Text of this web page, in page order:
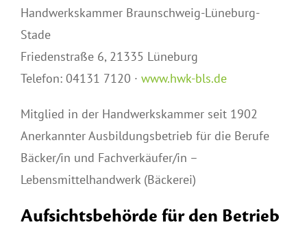
Handwerkskammer Braunschweig-Lüneburg-
Stade
Friedenstraße 6, 21335 Lüneburg
Telefon: 04131 7120 · www.hwk-bls.de
Mitglied in der Handwerkskammer seit 1902
Anerkannter Ausbildungsbetrieb für die Berufe
Bäcker/in und Fachverkäufer/in –
Lebensmittelhandwerk (Bäckerei)
Aufsichtsbehörde für den Betrieb